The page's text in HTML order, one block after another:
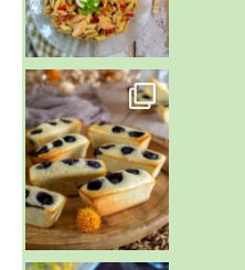
~ FINANCIERS MYRTILLES ET CITRON ~
Aujourd'hu